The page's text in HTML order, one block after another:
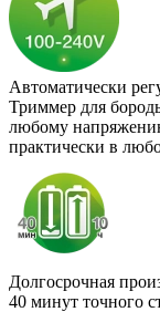
Автоматически
Триммер для
любому
практически в
Долгосрочная
40 минут точного